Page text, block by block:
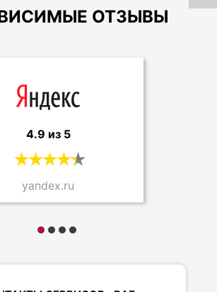
ОТЗЫВЫ
4.9 из 5
yandex.ru